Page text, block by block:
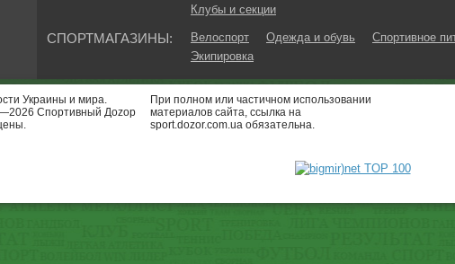
Клубы и секции
СПОРТМАГАЗИНЫ: Велоспорт Одежда и обувь Спортивное
Экипировка
Украины и мира.
Спортивный Доzор
При полном или частичном использовании
материалов сайта, ссылка на
sport.dozor.com.ua обязательна.